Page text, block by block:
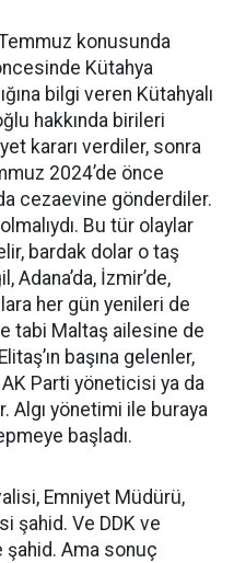
konusunda
Kütahya
bilgi veren Kütahyalı
hakkında birileri
kararı verdiler, sonra
2024’de önce
cezaevine gönderdiler.
Bu tür olaylar
bardak dolar o taş
Adana’da, İzmir’de,
her gün yenileri de
tabi Maltaş ailesine de
başına gelenler,
Parti yöneticisi ya da
Algı yönetimi ile buraya
başladı.
Emniyet Müdürü,
şahid. Ve DDK ve
şahid. Ama sonuç